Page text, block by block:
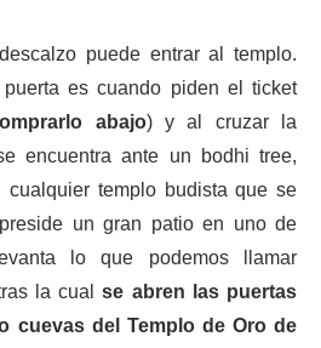
puede entrar al templo.
es cuando piden el ticket
abajo) y al cruzar la
encuentra ante un bodhi tree,
cualquier templo budista que se
un gran patio en uno de
lo que podemos llamar
la cualse abren las puertas
cuevas del Templo de Oro de